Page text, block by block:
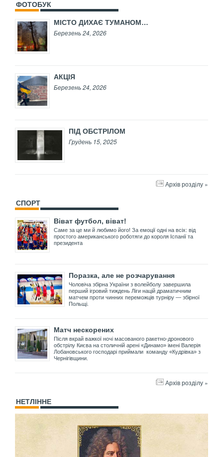
ФОТОБУК
МІСТО ДИХАЄ ТУМАНОМ…
Березень 24, 2026
АКЦІЯ
Березень 24, 2026
ПІД ОБСТРІЛОМ
Грудень 15, 2025
Архів розділу »
СПОРТ
Віват футбол, віват!
Саме за це ми й любимо його! За емоції одні на всіх: від
простого американського роботяги до короля Іспанії та
президента
Поразка, але не розчарування
Чоловіча збірна України з волейболу завершила
перший ігровий тиждень Ліги націй драматичним
матчем проти чинних переможців турніру — збірної
Польщі.
Матч нескорених
Після вкрай важкої ночі масованого ракетно-дронового
обстрілу Києва на столичній арені «Динамо» імені Валерія
Лобановського господарі приймали команду «Кудрівка» з
Чернігівщини.
Архів розділу »
НЕТЛІННЕ